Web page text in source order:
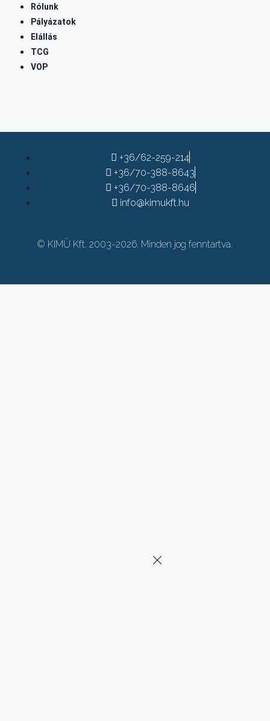
Rólunk
Pályázatok
Elállás
TCG
VOP
© KIMÜ Kft. 2003-2026. Minden jog fenntartva.
+36/62-259-214
+36/70-388-8643
+36/70-388-8646
info@kimukft.hu